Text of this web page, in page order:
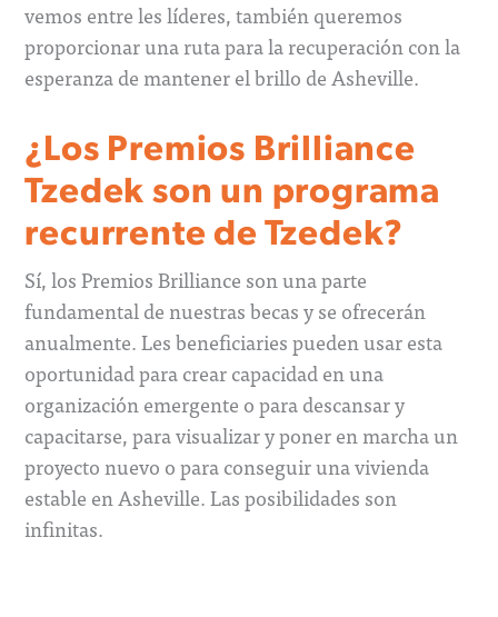
vemos entre les líderes, también queremos
proporcionar una ruta para la recuperación con la
esperanza de mantener el brillo de Asheville.
¿Los Premios Brilliance
Tzedek son un programa
recurrente de Tzedek?
Sí, los Premios Brilliance son una parte
fundamental de nuestras becas y se ofrecerán
anualmente. Les beneficiaries pueden usar esta
oportunidad para crear capacidad en una
organización emergente o para descansar y
capacitarse, para visualizar y poner en marcha un
proyecto nuevo o para conseguir una vivienda
estable en Asheville. Las posibilidades son
infinitas.